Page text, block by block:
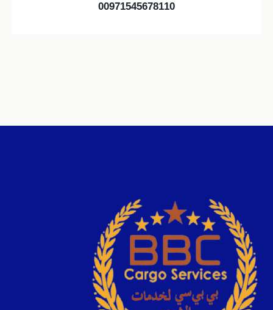
00971545678110